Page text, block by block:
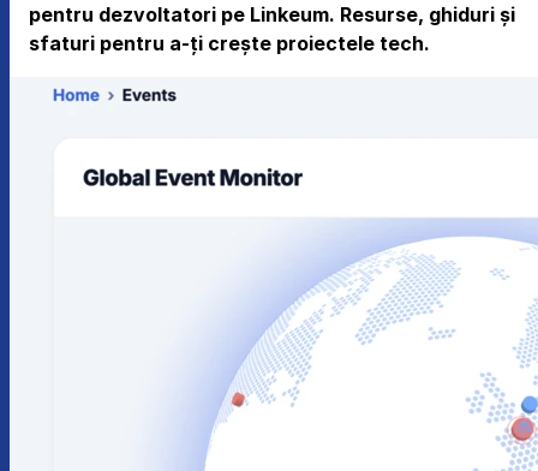
pentru dezvoltatori pe Linkeum. Resurse, ghiduri și
sfaturi pentru a-ți crește proiectele tech.